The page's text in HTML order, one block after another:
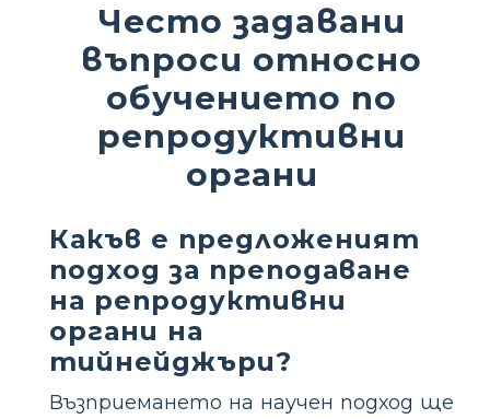
Често задавани
въпроси относно
обучението по
репродуктивни
органи
Какъв е предложеният
подход за преподаване
на репродуктивни
органи на
тийнейджъри?
Възприемането на научен подход ще